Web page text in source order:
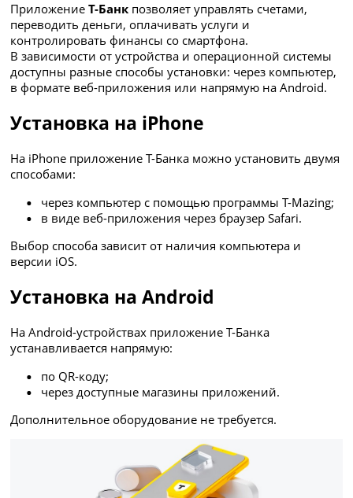
ПриложениеТ-Банк позволяет управлять счетами,
переводить деньги, оплачивать услуги и
контролировать финансы со смартфона.
В зависимости от устройства и операционной системы
доступны разные способы установки: через компьютер,
в формате веб-приложения или напрямую на Android.
Установка на iPhone
На iPhone приложение Т-Банка можно установить двумя
способами:
через компьютер с помощью программы T-Mazing;
в виде веб-приложения через браузер Safari.
Выбор способа зависит от наличия компьютера и
версии iOS.
Установка на Android
На Android-устройствах приложение Т-Банка
устанавливается напрямую:
по QR-коду;
через доступные магазины приложений.
Дополнительное оборудование не требуется.